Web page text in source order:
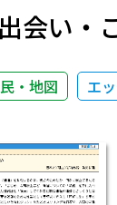
会い・
・地図 エ